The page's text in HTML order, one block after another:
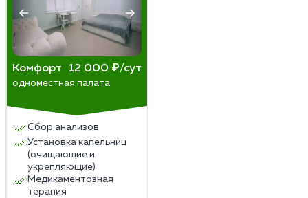
Комфорт 12 000 ₽/сут
одноместная палата
Сбор анализов
Установка капельниц
(очищающие и
укрепляющие)
Медикаментозная
терапия